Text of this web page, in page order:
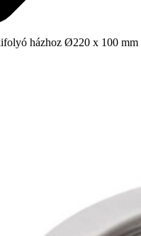
házhoz Ø220 x 100 mm